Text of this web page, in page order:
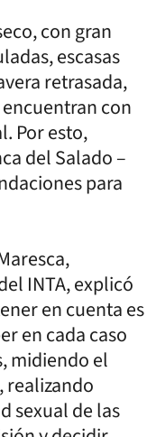
con gran
escasas
retrasada,
con
Por esto,
del Salado –
para
INTA, explicó
en cuenta es
en cada caso
midiendo el
realizando
sexual de las